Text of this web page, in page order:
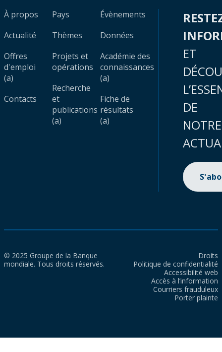
À propos
Actualité
Offres
d'emploi
(a)
Contacts
Pays
Thèmes
Projets et
opérations
Recherche
et
publications
(a)
Évènements
Données
Académie des
connaissances
(a)
Fiche de
résultats
(a)
ET
DE
NOTRE
© 2025 Groupe de la Banque
mondiale. Tous droits réservés.
Droits
Politique de confidentialité
Accessibilité web
Accès à l’information
Courriers frauduleux
Porter plainte